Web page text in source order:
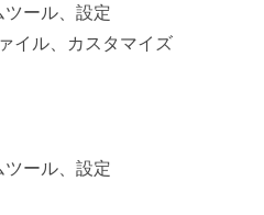
ール、設定
イル、カスタマイズ
ール、設定